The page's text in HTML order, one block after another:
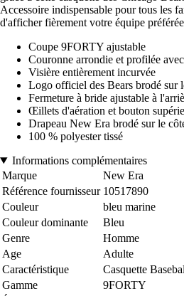
Accessoire indispensable pour tous les
d'afficher fièrement votre équipe
Coupe 9FORTY ajustable
Couronne arrondie et profilée
Visière entièrement incurvée
Logo officiel des Bears brodé sur
Fermeture à bride ajustable à
Œillets d'aération et bouton
Drapeau New Era brodé sur le
100 % polyester tissé
Informations complémentaires
Marque
New Era
Référence fournisseur 10517890
Couleur
bleu marine
Couleur dominante
Bleu
Genre
Homme
Age
Adulte
Caractéristique
Casquette
Gamme
9FORTY